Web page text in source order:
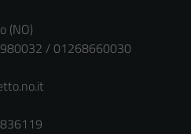
(NO)
/ 01268660030
personali.